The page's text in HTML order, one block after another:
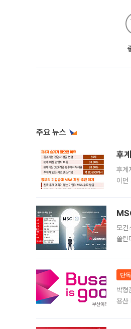
주요 뉴스
후
후계
이던
모건
쏠린
단독
박형
용산